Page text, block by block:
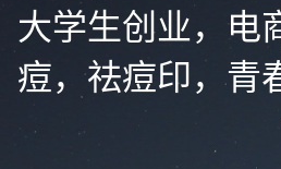
大学生创业，电
痘，祛痘印，青